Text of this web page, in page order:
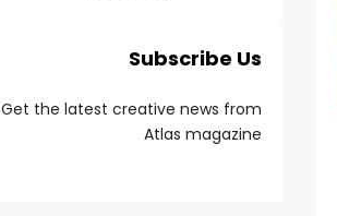
Subscribe Us
Get the latest creative news from
Atlas magazine